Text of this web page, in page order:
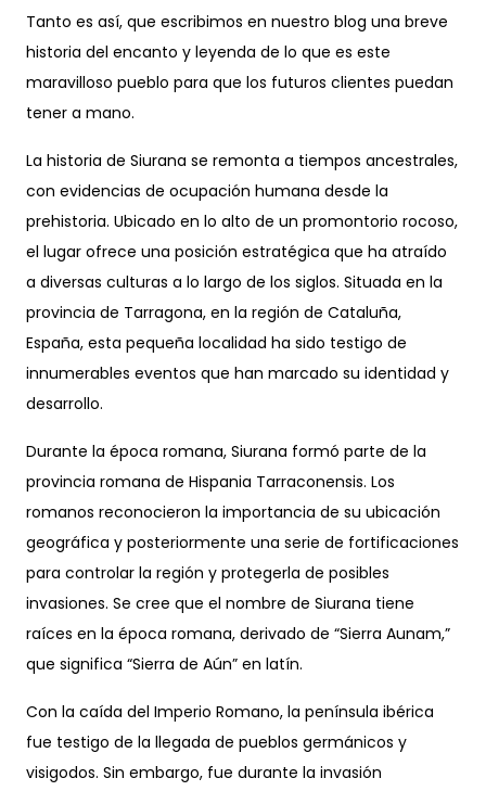
Tanto es así, que escribimos en nuestro blog una breve
historia del encanto y leyenda de lo que es este
maravilloso pueblo para que los futuros clientes puedan
tener a mano.
La historia de Siurana se remonta a tiempos ancestrales,
con evidencias de ocupación humana desde la
prehistoria. Ubicado en lo alto de un promontorio rocoso,
el lugar ofrece una posición estratégica que ha atraído
a diversas culturas a lo largo de los siglos. Situada en la
provincia de Tarragona, en la región de Cataluña,
España, esta pequeña localidad ha sido testigo de
innumerables eventos que han marcado su identidad y
desarrollo.
Durante la época romana, Siurana formó parte de la
provincia romana de Hispania Tarraconensis. Los
romanos reconocieron la importancia de su ubicación
geográfica y posteriormente una serie de fortificaciones
para controlar la región y protegerla de posibles
invasiones. Se cree que el nombre de Siurana tiene
raíces en la época romana, derivado de “Sierra Aunam,”
que significa “Sierra de Aún” en latín.
Con la caída del Imperio Romano, la península ibérica
fue testigo de la llegada de pueblos germánicos y
visigodos. Sin embargo, fue durante la invasión